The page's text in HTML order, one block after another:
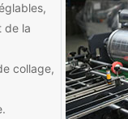
de la
collage,